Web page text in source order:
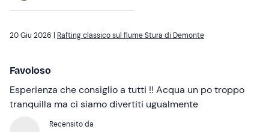
20 Giu 2026 | Rafting classico sul fiume Stura di Demonte
Favoloso
Esperienza che consiglio a tutti !! Acqua un po troppo
tranquilla ma ci siamo divertiti ugualmente
Recensito da